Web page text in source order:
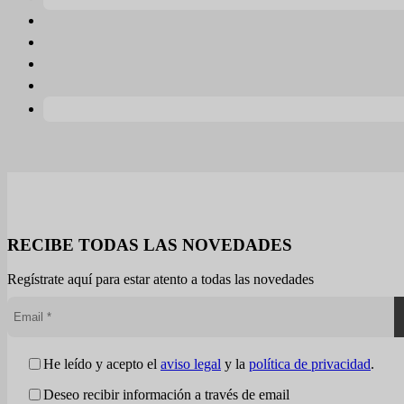
RECIBE TODAS LAS NOVEDADES
Regístrate aquí para estar atento a todas las novedades
He leído y acepto el aviso legal y la política de privacidad.
Deseo recibir información a través de email